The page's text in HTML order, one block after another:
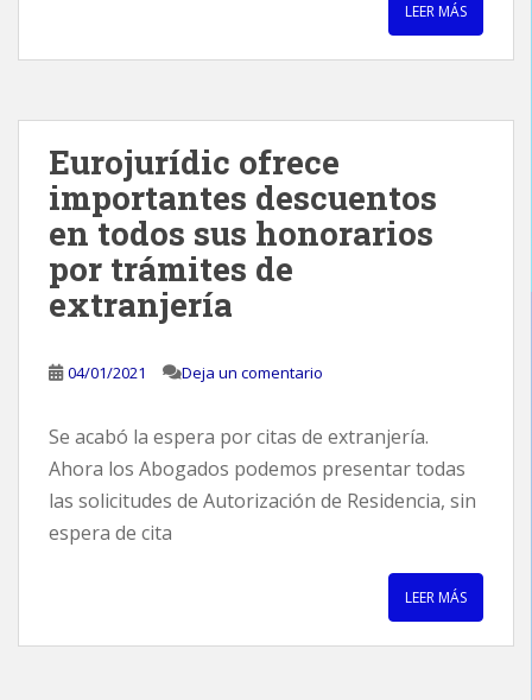
LEER MÁS
Eurojurídic ofrece
importantes descuentos
en todos sus honorarios
por trámites de
extranjería
04/01/2021 Deja un comentario
Se acabó la espera por citas de extranjería.
Ahora los Abogados podemos presentar todas
las solicitudes de Autorización de Residencia, sin
espera de cita
LEER MÁS